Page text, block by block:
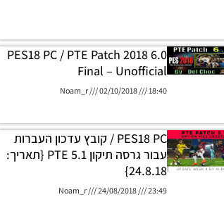
PES18 PC / PTE Patch 2018 6.0
Final – Unofficial
Noam_r 02/10/2018 18:40
PES18 PC / קובץ עדכון העברות
עבור גרסה תיקון PTE 5.1 {תאריך:
24.8.18}
Noam_r 24/08/2018 23:49